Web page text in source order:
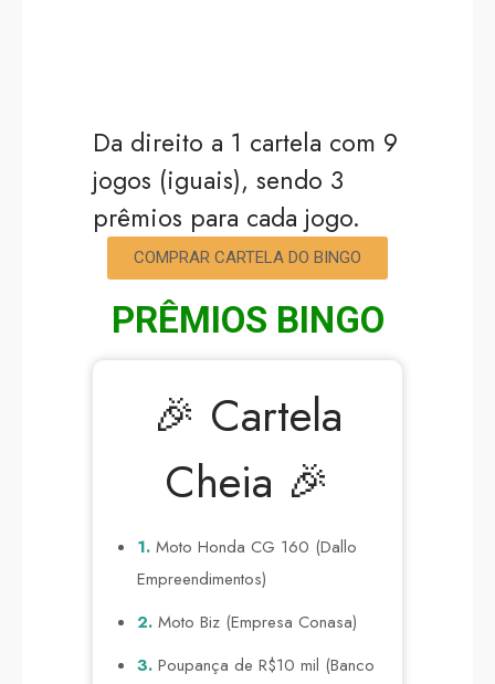
Da direito a 1 cartela com 9
jogos (iguais), sendo 3
prêmios para cada jogo.
COMPRAR CARTELA DO BINGO
PRÊMIOS BINGO
🎉 Cartela
Cheia 🎉
1. Moto Honda CG 160 (Dallo
Empreendimentos)
2. Moto Biz (Empresa Conasa)
3. Poupança de R$10 mil (Banco